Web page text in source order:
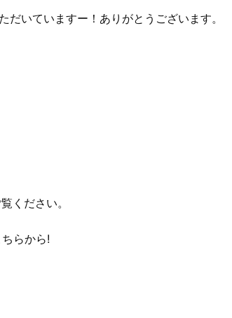
いていますー！ありがとうございます。
ください。
らから!